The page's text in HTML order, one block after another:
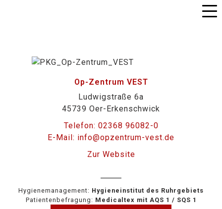
Op-Zentrum VEST
Ludwigstraße 6a
45739 Oer-Erkenschwick
Telefon: 02368 96082-0
E-Mail: info@opzentrum-vest.de
Zur Website
Hygienemanagement: Hygieneinstitut des Ruhrgebiets
Patientenbefragung: Medicaltex mit AQS 1 / SQS 1